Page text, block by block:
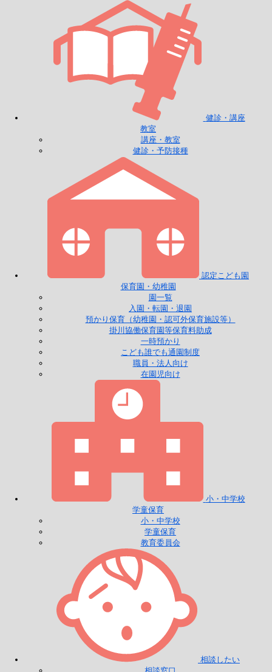
健診・講座
教室
講座・教室
健診・予防接種
認定こども園
保育園・幼稚園
園一覧
入園・転園・退園
預かり保育（幼稚園・認可外保育施設等）
掛川協働保育園等保育料助成
一時預かり
こども誰でも通園制度
職員・法人向け
在園児向け
小・中学校
学童保育
小・中学校
学童保育
教育委員会
相談したい